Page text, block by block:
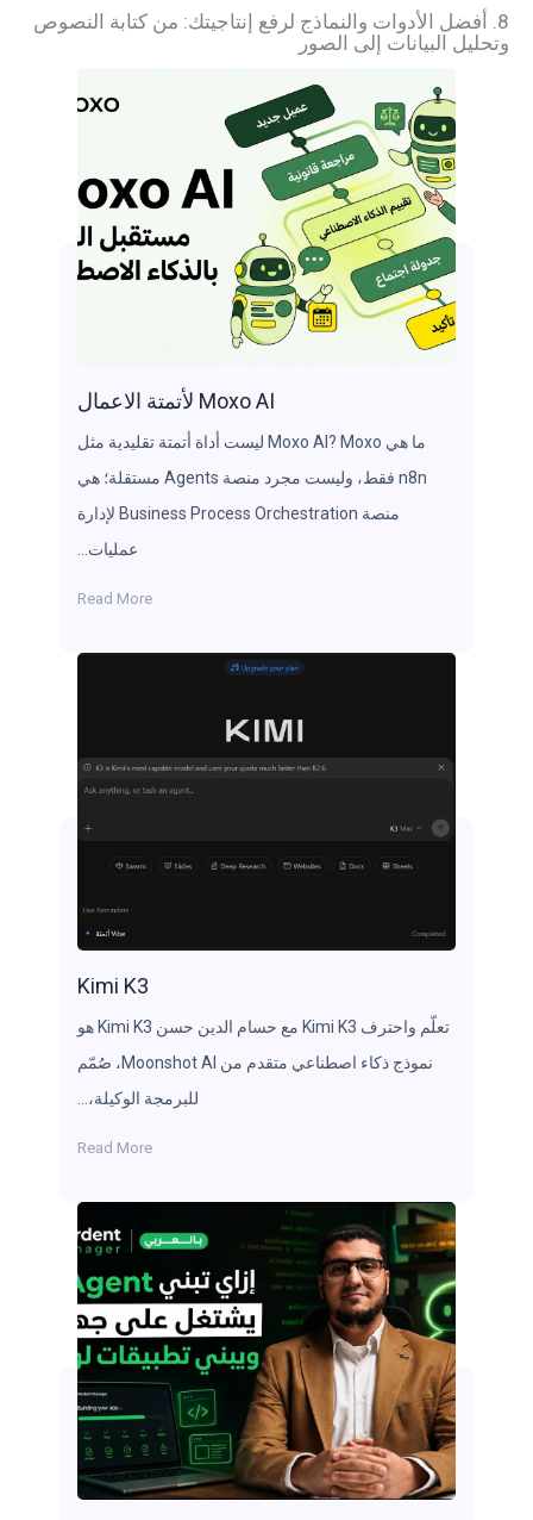
8. أفضل الأدوات والنماذج لرفع إنتاجيتك: من كتابة النصوص
وتحليل البيانات إلى الصور
Moxo AI لأتمتة الاعمال
ما هي Moxo AI? Moxo ليست أداة أتمتة تقليدية مثل
n8n فقط، وليست مجرد منصة Agents مستقلة؛ هي
منصة Business Process Orchestration لإدارة
عمليات…
Read More
Kimi K3
تعلّم واحترف Kimi K3 مع حسام الدين حسن Kimi K3 هو
نموذج ذكاء اصطناعي متقدم من Moonshot AI، صُمّم
للبرمجة الوكيلة،…
Read More